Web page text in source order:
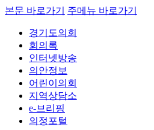
본문 바로가기 주메뉴 바로가기
경기도의회
회의록
인터넷방송
의안정보
어린이의회
지역상담소
e-브리핑
의정포털